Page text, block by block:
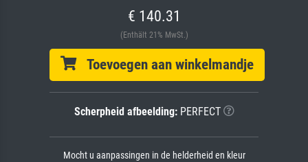
€ 140.31
(Enthält 21% MwSt.)
Toevoegen aan winkelmandje
Scherpheid afbeelding:PERFECT
Mocht u aanpassingen in de helderheid en kleur